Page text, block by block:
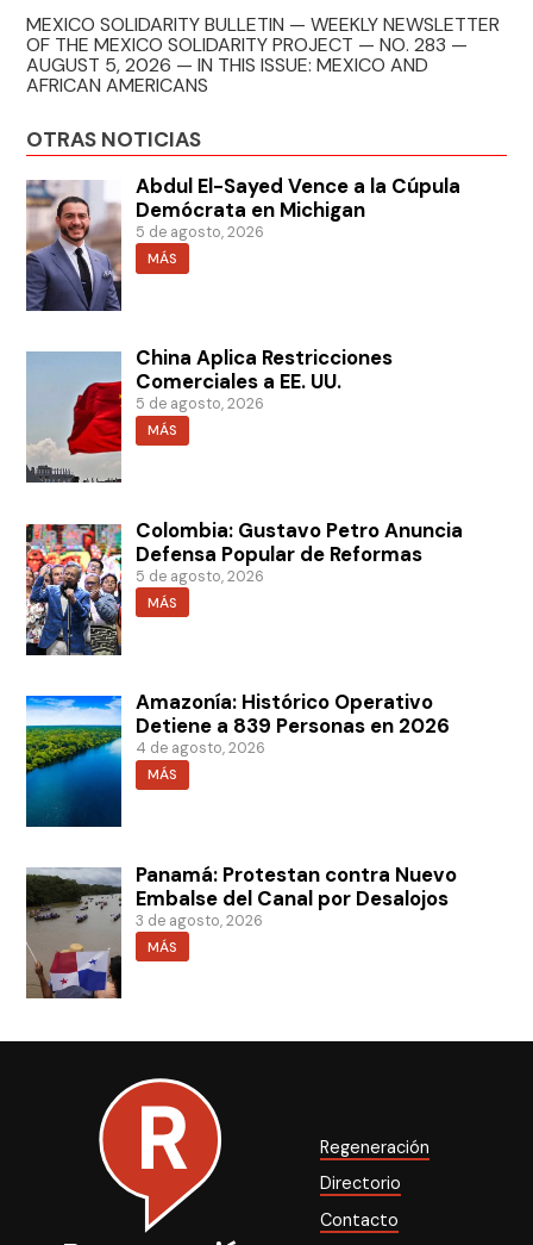
MEXICO SOLIDARITY BULLETIN — WEEKLY NEWSLETTER
OF THE MEXICO SOLIDARITY PROJECT — NO. 283 —
AUGUST 5, 2026 — IN THIS ISSUE: MEXICO AND
AFRICAN AMERICANS
OTRAS NOTICIAS
Abdul El-Sayed Vence a la Cúpula
Demócrata en Michigan
5 de agosto, 2026
MÁS
China Aplica Restricciones
Comerciales a EE. UU.
5 de agosto, 2026
MÁS
Colombia: Gustavo Petro Anuncia
Defensa Popular de Reformas
5 de agosto, 2026
MÁS
Amazonía: Histórico Operativo
Detiene a 839 Personas en 2026
4 de agosto, 2026
MÁS
Panamá: Protestan contra Nuevo
Embalse del Canal por Desalojos
3 de agosto, 2026
MÁS
Regeneración
Directorio
Contacto